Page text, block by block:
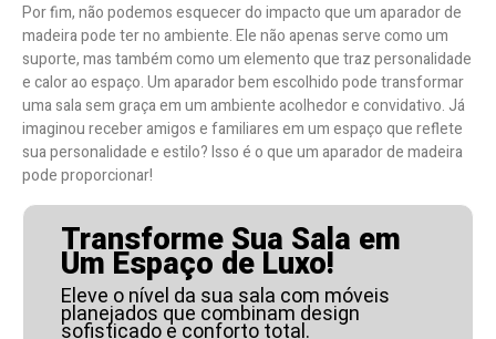
Por fim, não podemos esquecer do impacto que um aparador de
madeira pode ter no ambiente. Ele não apenas serve como um
suporte, mas também como um elemento que traz personalidade
e calor ao espaço. Um aparador bem escolhido pode transformar
uma sala sem graça em um ambiente acolhedor e convidativo. Já
imaginou receber amigos e familiares em um espaço que reflete
sua personalidade e estilo? Isso é o que um aparador de madeira
pode proporcionar!
Transforme Sua Sala em
Um Espaço de Luxo!
Eleve o nível da sua sala com móveis
planejados que combinam design
sofisticado e conforto total.